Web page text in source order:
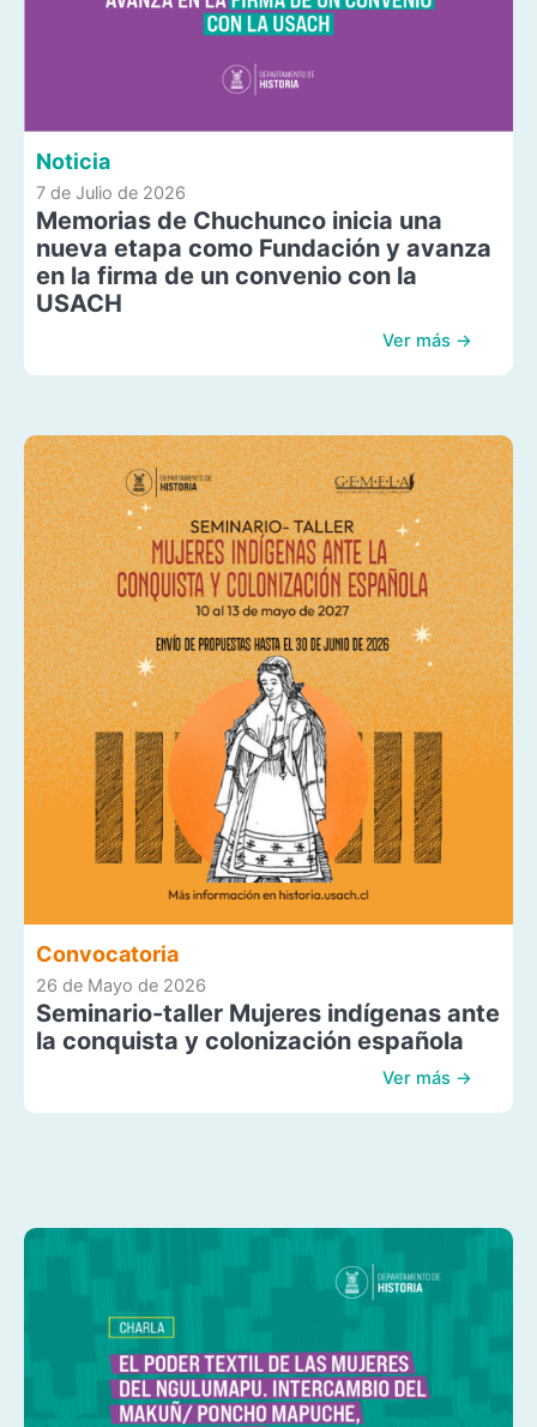
Noticia
7 de Julio de 2026
Memorias de Chuchunco inicia una
nueva etapa como Fundación y avanza
en la firma de un convenio con la
USACH
Ver más →
Convocatoria
26 de Mayo de 2026
Seminario-taller Mujeres indígenas ante
la conquista y colonización española
Ver más →